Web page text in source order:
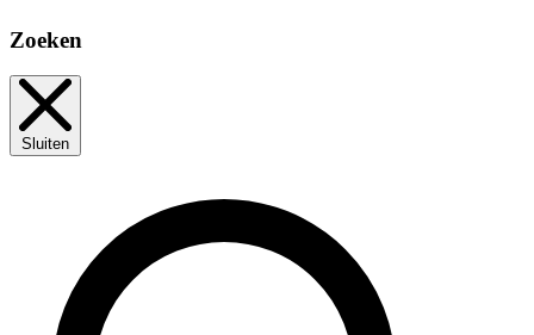
Zoeken
Sluiten